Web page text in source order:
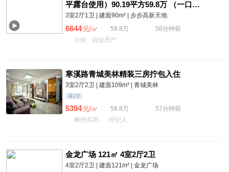
平露台使用）90.19平方59.8万 （一口
价）二完小 五中 精装
3室2厅1卫 | 建面90m² | 步步高新天地
6644 元/㎡ 59.8万
56分钟前
小何
自信房产
寒溪路青城美林精装三房拧包入住
3室2厅2卫 | 建面109m² | 青城美林
满2年
5394 元/㎡ 58.8万
57分钟前
郴州买房...
经纪人
金龙广场 121㎡ 4室2厅2卫
4室2厅2卫 | 建面121m² | 金龙广场